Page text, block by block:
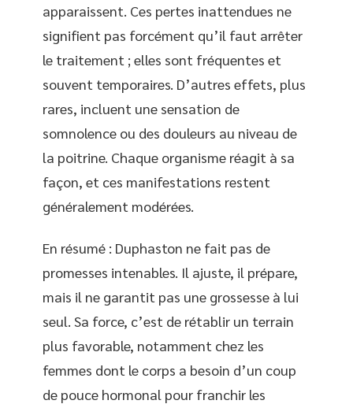
apparaissent. Ces pertes inattendues ne
signifient pas forcément qu’il faut arrêter
le traitement ; elles sont fréquentes et
souvent temporaires. D’autres effets, plus
rares, incluent une sensation de
somnolence ou des douleurs au niveau de
la poitrine. Chaque organisme réagit à sa
façon, et ces manifestations restent
généralement modérées.
En résumé : Duphaston ne fait pas de
promesses intenables. Il ajuste, il prépare,
mais il ne garantit pas une grossesse à lui
seul. Sa force, c’est de rétablir un terrain
plus favorable, notamment chez les
femmes dont le corps a besoin d’un coup
de pouce hormonal pour franchir les